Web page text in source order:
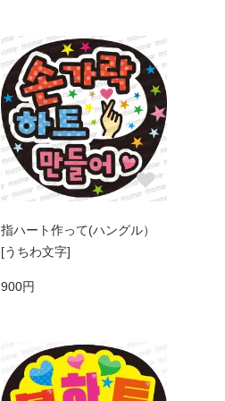
指ハート作って(ハングル）
[うちわ文字]
900円